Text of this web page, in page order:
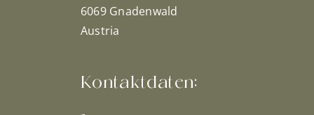
6069 Gnadenwald
Austria
Kontaktdaten: